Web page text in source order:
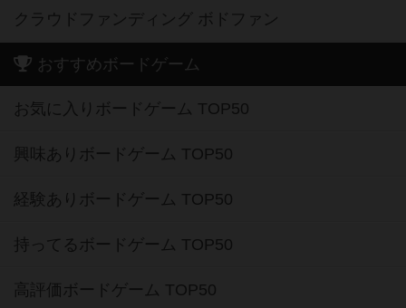
クラウドファンディング ボドファン
おすすめボードゲーム
お気に入りボードゲーム TOP50
興味ありボードゲーム TOP50
経験ありボードゲーム TOP50
持ってるボードゲーム TOP50
高評価ボードゲーム TOP50